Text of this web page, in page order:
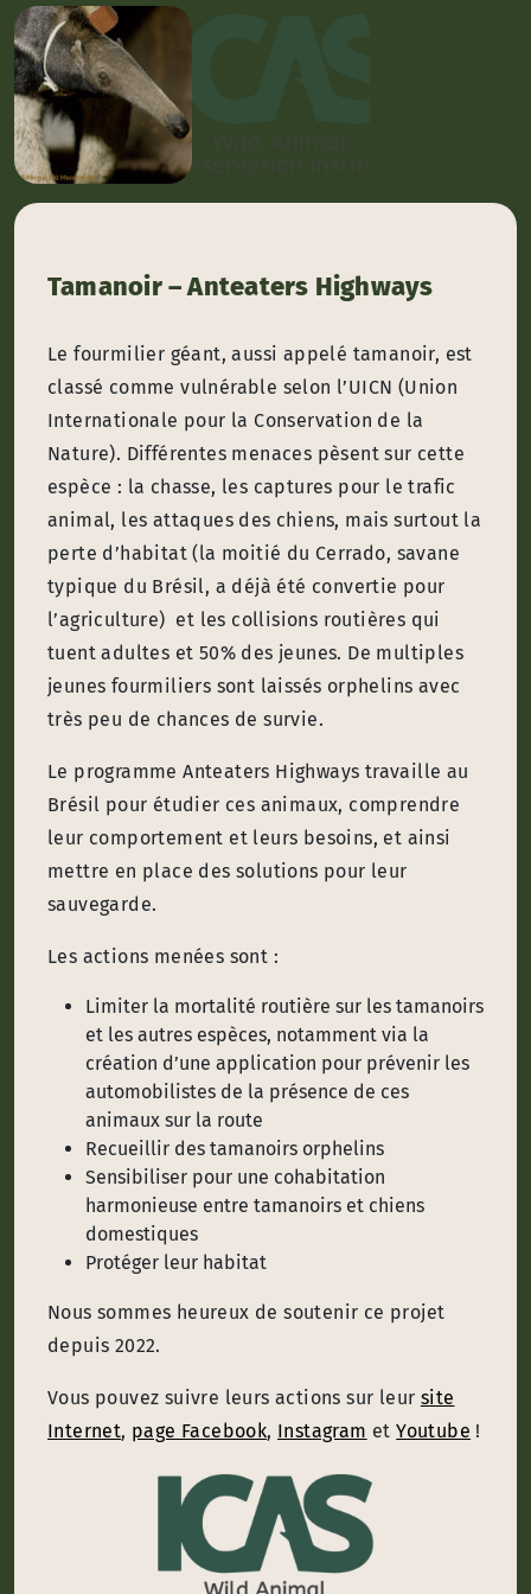
Tamanoir – Anteaters Highways
Le fourmilier géant, aussi appelé tamanoir, est
classé comme vulnérable selon l’UICN (Union
Internationale pour la Conservation de la
Nature). Différentes menaces pèsent sur cette
espèce : la chasse, les captures pour le trafic
animal, les attaques des chiens, mais surtout la
perte d’habitat (la moitié du Cerrado, savane
typique du Brésil, a déjà été convertie pour
l’agriculture) et les collisions routières qui
tuent adultes et 50% des jeunes. De multiples
jeunes fourmiliers sont laissés orphelins avec
très peu de chances de survie.
Le programme Anteaters Highways travaille au
Brésil pour étudier ces animaux, comprendre
leur comportement et leurs besoins, et ainsi
mettre en place des solutions pour leur
sauvegarde.
Les actions menées sont :
Limiter la mortalité routière sur les tamanoirs
et les autres espèces, notamment via la
création d’une application pour prévenir les
automobilistes de la présence de ces
animaux sur la route
Recueillir des tamanoirs orphelins
Sensibiliser pour une cohabitation
harmonieuse entre tamanoirs et chiens
domestiques
Protéger leur habitat
Nous sommes heureux de soutenir ce projet
depuis 2022.
Vous pouvez suivre leurs actions sur leur site
Internet, page Facebook, Instagram etYoutube !